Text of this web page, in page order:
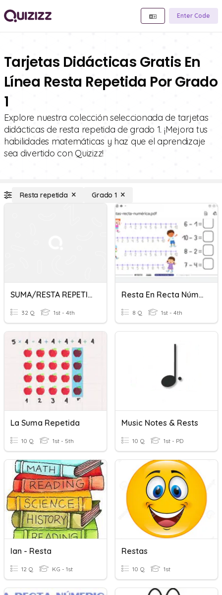
Enter Code
Tarjetas Didácticas Gratis En
Línea Resta Repetida Por Grado
1
Explore nuestra colección seleccionada de tarjetas
didácticas de resta repetida de grado 1. ¡Mejora tus
habilidades matemáticas y haz que el aprendizaje
sea divertido con Quizizz!
Resta repetida Grado 1
SUMA/RESTA REPETIDA - COMPLETA EL PATRON-UPDATED
32 Q 1st - 4th
Resta En Recta Númerica
8 Q 1st - 4th
La Suma Repetida
10 Q 1st - 5th
Music Notes & Rests
10 Q 1st - PD
Ian - Resta
12 Q KG - 1st
Restas
10 Q 1st